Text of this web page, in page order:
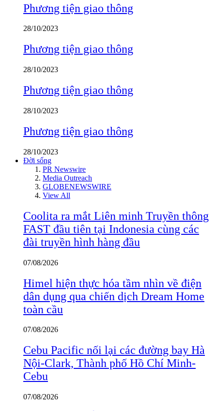
Phương tiện giao thông
28/10/2023
Phương tiện giao thông
28/10/2023
Phương tiện giao thông
28/10/2023
Phương tiện giao thông
28/10/2023
Đời sống
PR Newswire
Media Outreach
GLOBENEWSWIRE
View All
Coolita ra mắt Liên minh Truyền thông
FAST đầu tiên tại Indonesia cùng các
đài truyền hình hàng đầu
07/08/2026
Himel hiện thực hóa tầm nhìn về điện
dân dụng qua chiến dịch Dream Home
toàn cầu
07/08/2026
Cebu Pacific nối lại các đường bay Hà
Nội-Clark, Thành phố Hồ Chí Minh-
Cebu
07/08/2026